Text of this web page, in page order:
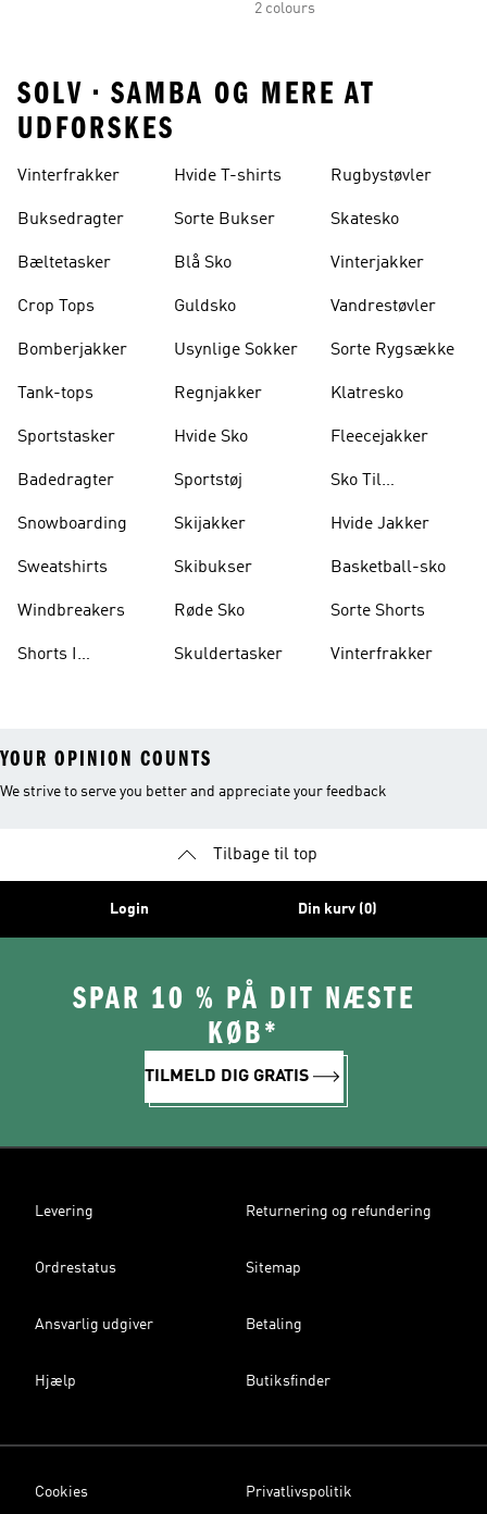
2 colours
SOLV • SAMBA OG MERE AT
UDFORSKES
Vinterfrakker
Buksedragter
Bæltetasker
Crop Tops
Bomberjakker
Tank-tops
Sportstasker
Badedragter
Snowboarding
Sweatshirts
Windbreakers
Shorts I
Hvide T-shirts
Sorte Bukser
Blå Sko
Guldsko
Usynlige Sokker
Regnjakker
Hvide Sko
Sportstøj
Skijakker
Skibukser
Røde Sko
Skuldertasker
Rugbystøvler
Skatesko
Vinterjakker
Vandrestøvler
Sorte Rygsække
Klatresko
Fleecejakker
Sko Til
Hvide Jakker
Basketball-sko
Sorte Shorts
Vinterfrakker
YOUR OPINION COUNTS
We strive to serve you better and appreciate your feedback
Tilbage til top
Login Din kurv (0)
SPAR 10 % PÅ DIT NÆSTE
KØB*
TILMELD DIG GRATIS
Levering Returnering og refundering
Ordrestatus Sitemap
Ansvarlig udgiver Betaling
Hjælp Butiksfinder
Cookies Privatlivspolitik